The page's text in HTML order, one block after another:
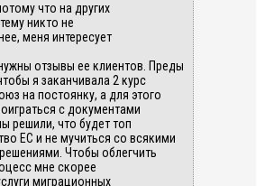
что на других
темуникто не
ее, меня интересует
отзывы ее клиентов Преды
я заканчивала 2 курс
на постоянку, а для этого
с документами
решили, что будет топ
ЕС и не мучиться со всякими
Чтобы облегчить
мне скорее
миграционных